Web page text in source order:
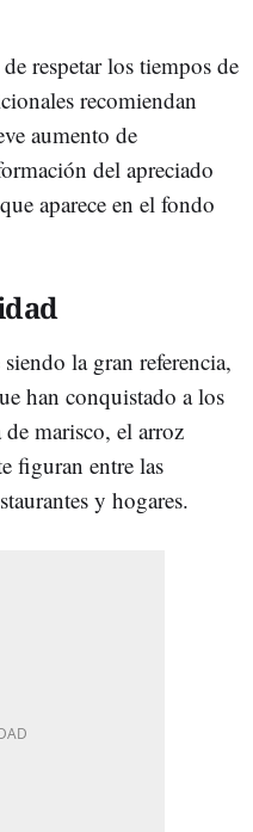
respetar los tiempos de
recomiendan
aumento de
del apreciado
aparece en el fondo
la gran referencia,
han conquistado a los
marisco, el arroz
figuran entre las
y hogares.